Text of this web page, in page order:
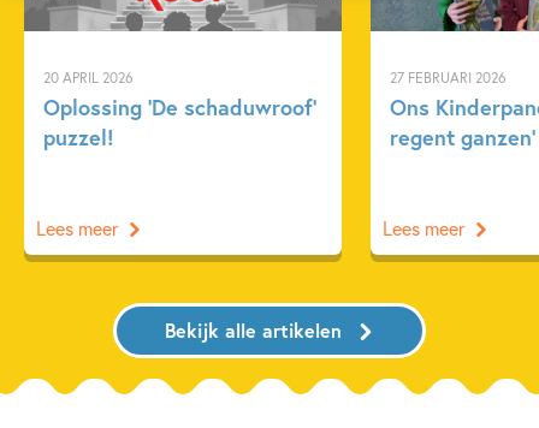
20 APRIL 2026
Oplossing ‘De schaduwroof’
puzzel!
Lees meer
27 FEBRUARI 2026
Ons
regent ganzen’
Lees meer
Bekijk alle artikelen